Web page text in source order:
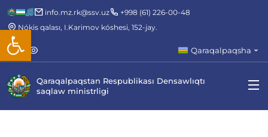
Open toolbar
info.mz.rk@ssv.uz
+998 (61) 226-00-48
Nókis qalası, I.Karimov kóshesi, 152-jay.
Qaraqalpaqsha
Qaraqalpaqstan Respublikası Densawlıqtı
saqlaw ministrligi